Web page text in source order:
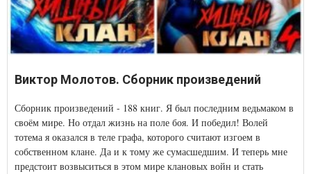
Виктор Молотов. Сборник произведений
Сборник произведений - 188 книг. Я был последним ведьмаком в
своём мире. Но отдал жизнь на поле боя. И победил! Волей
тотема я оказался в теле графа, которого считают изгоем в
собственном клане. Да и к тому же сумасшедшим. И теперь мне
предстоит возвыситься в этом мире клановых войн и стать